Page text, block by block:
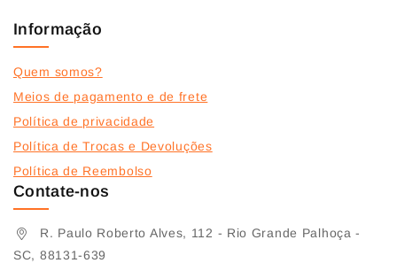
Informação
Quem somos?
Meios de pagamento e de frete
Política de privacidade
Política de Trocas e Devoluções
Política de Reembolso
Contate-nos
R. Paulo Roberto Alves, 112 - Rio Grande Palhoça -
SC, 88131-639